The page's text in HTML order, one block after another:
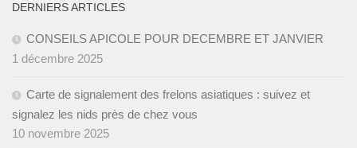
DERNIERS ARTICLES
CONSEILS APICOLE POUR DECEMBRE ET JANVIER ­
1 décembre 2025
Carte de signalement des frelons asiatiques : suivez et
signalez les nids près de chez vous
10 novembre 2025